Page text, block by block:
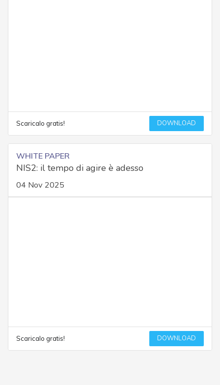
Scaricalo gratis! DOWNLOAD
WHITE PAPER
NIS2: il tempo di agire è adesso
04 Nov 2025
Scaricalo gratis! DOWNLOAD